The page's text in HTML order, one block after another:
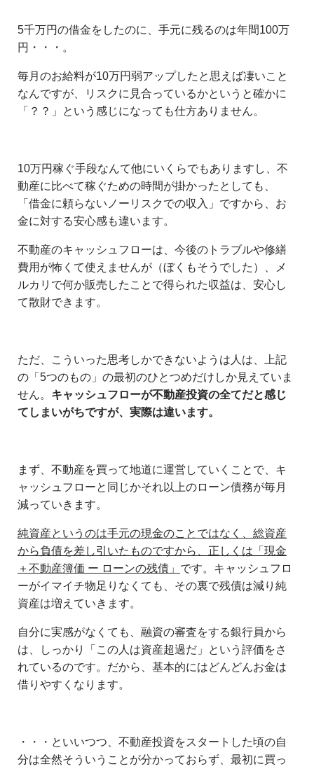
5千万円の借金をしたのに、手元に残るのは年間100万
円・・・。
毎月のお給料が10万円弱アップしたと思えば凄いこと
なんですが、リスクに見合っているかというと確かに
「？？」という感じになっても仕方ありません。
10万円稼ぐ手段なんて他にいくらでもありますし、不
動産に比べて稼ぐための時間が掛かったとしても、
「借金に頼らないノーリスクでの収入」ですから、お
金に対する安心感も違います。
不動産のキャッシュフローは、今後のトラブルや修繕
費用が怖くて使えませんが（ぼくもそうでした）、メ
ルカリで何か販売したことで得られた収益は、安心し
て散財できます。
ただ、こういった思考しかできないようは人は、上記
の「5つのもの」の最初のひとつめだけしか見えていま
せん。 キャッシュフローが不動産投資の全てだと感じ
てしまいがちですが、実際は違います。
まず、不動産を買って地道に運営していくことで、キ
ャッシュフローと同じかそれ以上のローン債務が毎月
減っていきます。
純資産というのは手元の現金のことではなく、総資産
から負債を差し引いたものですから、正しくは「現金
＋不動産簿価 ー ローンの残債」 です。キャッシュフロ
ーがイマイチ物足りなくても、その裏で残債は減り純
資産は増えていきます。
自分に実感がなくても、融資の審査をする銀行員から
は、しっかり「この人は資産超過だ」という評価をさ
れているのです。だから、基本的にはどんどんお金は
借りやすくなります。
・・・といいつつ、不動産投資をスタートした頃の自
分は全然そういうことが分かっておらず、最初に買っ